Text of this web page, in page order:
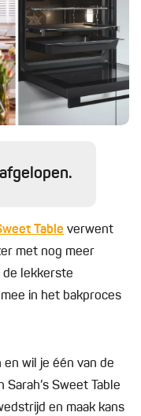
Table verwent
met nog meer
de lekkerste
in het bakproces
wil je één van de
Sweet Table
en maak kans